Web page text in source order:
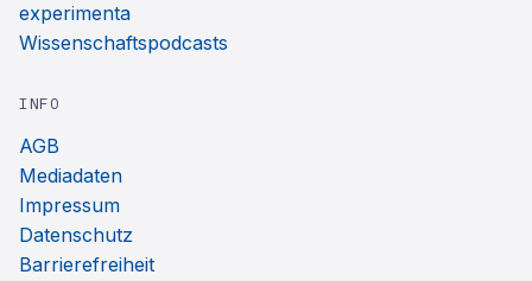
experimenta
Wissenschaftspodcasts
INFO
AGB
Mediadaten
Impressum
Datenschutz
Barrierefreiheit